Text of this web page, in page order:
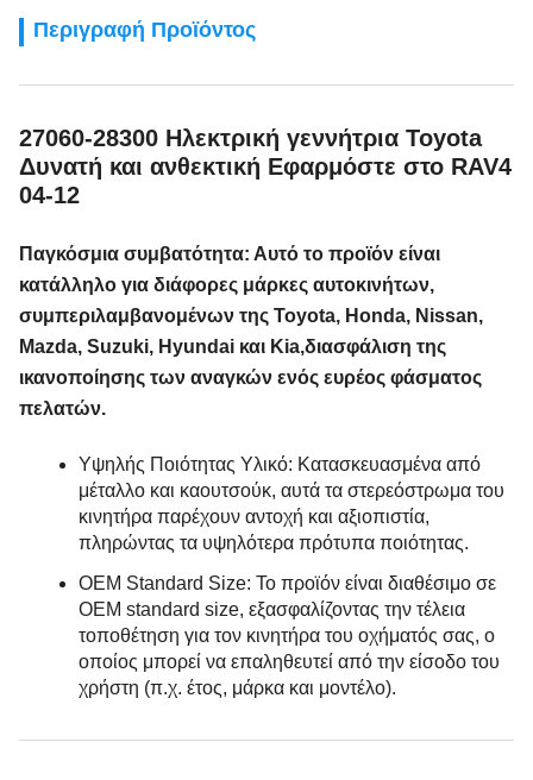
Περιγραφή Προϊόντος
27060-28300 Ηλεκτρική γεννήτρια Toyota
Δυνατή και ανθεκτική Εφαρμόστε στο RAV4
04-12
Παγκόσμια συμβατότητα: Αυτό το προϊόν είναι
κατάλληλο για διάφορες μάρκες αυτοκινήτων,
συμπεριλαμβανομένων της Toyota, Honda, Nissan,
Mazda, Suzuki, Hyundai και Kia,διασφάλιση της
ικανοποίησης των αναγκών ενός ευρέος φάσματος
πελατών.
Υψηλής Ποιότητας Υλικό: Κατασκευασμένα από
μέταλλο και καουτσούκ, αυτά τα στερεόστρωμα του
κινητήρα παρέχουν αντοχή και αξιοπιστία,
πληρώντας τα υψηλότερα πρότυπα ποιότητας.
OEM Standard Size: Το προϊόν είναι διαθέσιμο σε
OEM standard size, εξασφαλίζοντας την τέλεια
τοποθέτηση για τον κινητήρα του οχήματός σας, ο
οποίος μπορεί να επαληθευτεί από την είσοδο του
χρήστη (π.χ. έτος, μάρκα και μοντέλο).